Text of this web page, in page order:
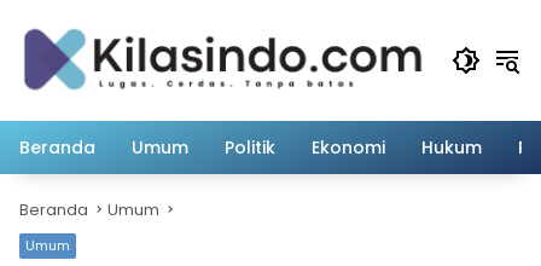
Beranda Umum Politik Ekonomi Hukum
Beranda Umum
Umum